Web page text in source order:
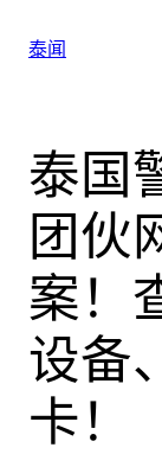
泰闻
泰国
团伙
案！
设备
卡！